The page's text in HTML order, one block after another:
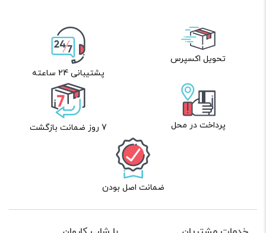
تحویل اکسپرس
پشتیبانی 24 ساعته
پرداخت در محل 7 روز ضمانت بازگشت
ضمانت اصل بودن